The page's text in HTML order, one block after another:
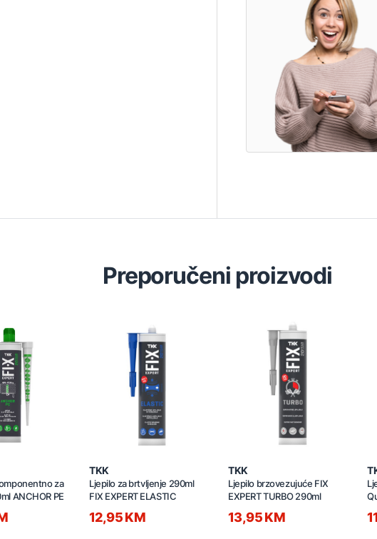
Preporučeni proizvodi
za
ANCHOR PE
TKK
Ljepilo za brtvljenje 290ml
FIX EXPERT ELASTIC
12,95 KM
TKK
Ljepilo brzovezujuće FIX
EXPERT TURBO 290ml
13,95 KM